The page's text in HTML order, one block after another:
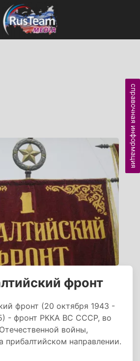
фронт
фронт (20 октября 1943 -
- фронт РККА ВС СССР, во
войны,
направлении.
справочная информация